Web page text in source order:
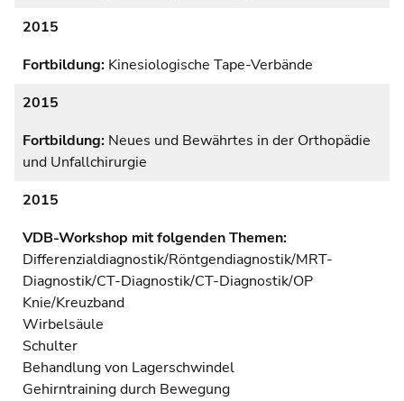
2015
Fortbildung: Kinesiologische Tape-Verbände
2015
Fortbildung: Neues und Bewährtes in der Orthopädie
und Unfallchirurgie
2015
VDB-Workshop mit folgenden Themen:
Differenzialdiagnostik/Röntgendiagnostik/MRT-
Diagnostik/CT-Diagnostik/CT-Diagnostik/OP
Knie/Kreuzband
Wirbelsäule
Schulter
Behandlung von Lagerschwindel
Gehirntraining durch Bewegung